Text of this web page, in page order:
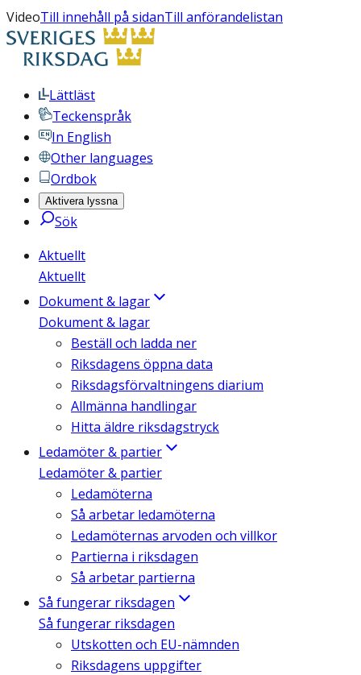
VideoTill innehåll på sidanTill anförandelistan
Lättläst
Teckenspråk
In English
Other languages
Ordbok
Aktivera lyssna
Sök
Aktuellt
Aktuellt
Dokument & lagar
Dokument & lagar
Beställ och ladda ner
Riksdagens öppna data
Riksdagsförvaltningens diarium
Allmänna handlingar
Hitta äldre riksdagstryck
Ledamöter & partier
Ledamöter & partier
Ledamöterna
Så arbetar ledamöterna
Ledamöternas arvoden och villkor
Partierna i riksdagen
Så arbetar partierna
Så fungerar riksdagen
Så fungerar riksdagen
Utskotten och EU-nämnden
Riksdagens uppgifter